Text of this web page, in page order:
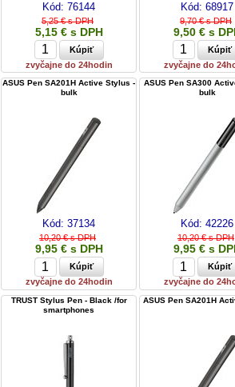
Kód: 76144
5,25 € s DPH
5,15 € s DPH
zvyčajne do 24hodin
Kód: 68917
9,70 € s DPH
9,50 € s
zvyčajne do
ASUS Pen SA201H Active Stylus -
bulk
Kód: 37134
10,20 € s DPH
9,95 € s DPH
zvyčajne do 24hodin
ASUS Pen SA300
bulk
Kód: 42226
10,20 € s DPH
9,95 € s
zvyčajne do
TRUST Stylus Pen - Black /for
smartphones
ASUS Pen SA201H